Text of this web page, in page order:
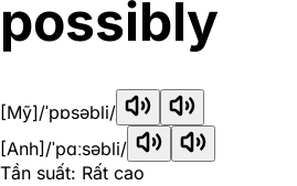
possibly
[Mỹ]/ˈpɒsəbli/
[Anh] /ˈpɑːsəbli/
Tần suất: Rất cao